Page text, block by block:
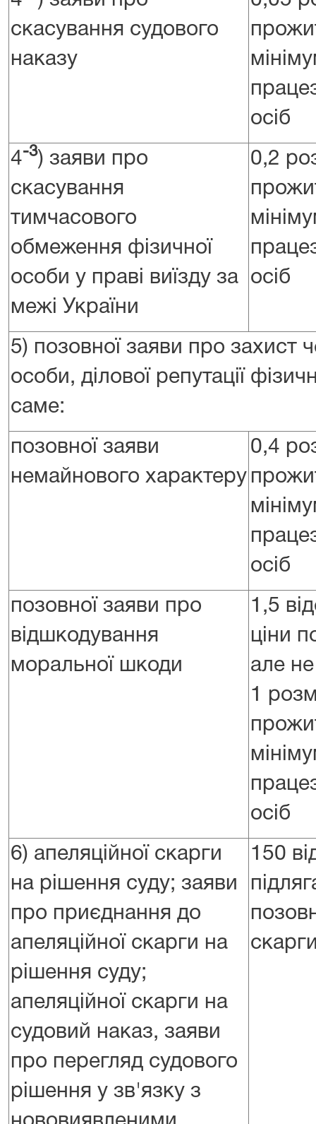
скасування судового
наказу
осіб
4-3) заяви про
скасування
тимчасового
обмеження фізичної
особи у праві виїзду за
межі України
0,2
осіб
5) позовної заяви про захист
особи, ділової репутації
саме:
позовної заяви
немайнового характеру
0,4
осіб
позовної заяви про
відшкодування
моральної шкоди
1,5
ціни
але
1
осіб
6) апеляційної скарги
на рішення суду; заяви
про приєднання до
апеляційної скарги на
рішення суду;
апеляційної скарги на
судовий наказ, заяви
про перегляд судового
рішення у зв'язку з
150